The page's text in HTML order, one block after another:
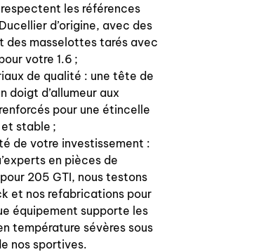
les références
d’origine, avec des
des masselottes tarés avec
votre 1.6 ;
de qualité : une tête de
doigt d’allumeur aux
pour une étincelle
stable ;
de votre investissement :
en pièces de
205 GTI, nous testons
et nos refabrications pour
équipement supporte les
température sévères sous
nos sportives.